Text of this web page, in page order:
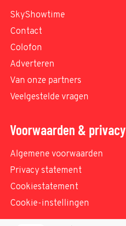
SkyShowtime
Contact
Colofon
Adverteren
Van onze partners
Veelgestelde vragen
Voorwaarden & privacy
Algemene voorwaarden
Privacy statement
Cookiestatement
Cookie-instellingen